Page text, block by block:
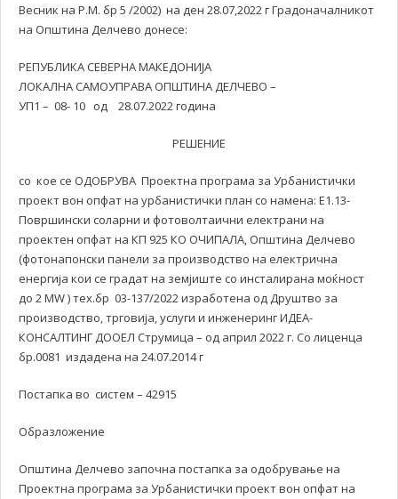
Весник на Р.М. бр 5 /2002) на ден 28.07,2022 г Градоначалникот
на Општина Делчево донесе:
РЕПУБЛИКА СЕВЕРНА МАКЕДОНИЈА
ЛОКАЛНА САМОУПРАВА ОПШТИНА ДЕЛЧЕВО –
УП1 – 08- 10 од 28.07.2022 година
РЕШЕНИЕ
со кое се ОДОБРУВА Проектна програма за Урбанистички
проект вон опфат на урбанистички план со намена: Е1.13-
Површински соларни и фотоволтаични електрани на
проектен опфат на КП 925 КО ОЧИПАЛА, Општина Делчево
(фотонапонски панели за производство на електрична
енергија кои се градат на земјиште со инсталирана моќност
до 2 MW ) тех.бр 03-137/2022 изработена од Друштво за
производство, трговија, услуги и инженеринг ИДЕА-
КОНСАЛТИНГ ДООЕЛ Струмица – од април 2022 г. Со лиценца
бр.0081 издадена на 24.07.2014 г
Постапка во систем – 42915
Образложение
Општина Делчево започна постапка за одобрување на
Проектна програма за Урбанистички проект вон опфат на